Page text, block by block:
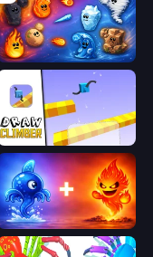
Elemental Merge
Draw Climber
Elemental Monsters: Merge